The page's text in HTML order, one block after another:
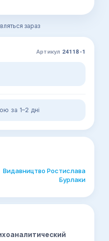
зараз
Артикул 24118-1
за 1–2 дні
Видавництво Ростислава
Бурлаки